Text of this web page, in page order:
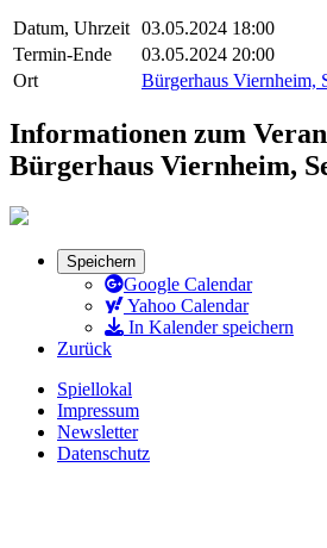
Datum, Uhrzeit 03.05.2024 18:00
Termin-Ende
03.05.2024 20:00
Ort
Bürgerhaus Viernheim,
Informationen zum
Bürgerhaus Viernheim,
Speichern
Google Calendar
Yahoo Calendar
In Kalender speichern
Zurück
Spiellokal
Impressum
Newsletter
Datenschutz